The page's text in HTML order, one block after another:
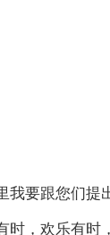
要跟您们提
，欢乐有时